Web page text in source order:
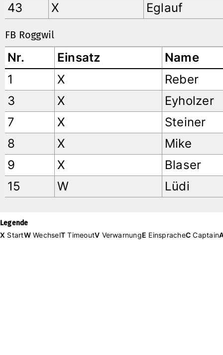
43
X Eglauf
FB Roggwil
Nr. Einsatz
Name
1
X
Reber
3
X
Eyholzer
7
X
Steiner
8
X
Mike
9
X
Blaser
15
W Lüdi
Legende
X StartWWechselT TimeoutV VerwarnungE EinspracheC Captain